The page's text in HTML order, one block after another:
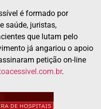
é formado por
saúde, juristas,
que lutam pelo
já angariou o apoio
petição on-line
.